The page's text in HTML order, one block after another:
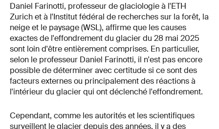
Daniel Farinotti, professeur de glaciologie à l'ETH
Zurich et à l'Institut fédéral de recherches sur la forêt, la
neige et le paysage (WSL), affirme que les causes
exactes de l'effondrement du glacier du 28 mai 2025
sont loin d'être entièrement comprises. En particulier,
selon le professeur Daniel Farinotti, il n'est pas encore
possible de déterminer avec certitude si ce sont des
facteurs externes ou principalement des réactions à
l'intérieur du glacier qui ont déclenché l'effondrement.
Cependant, comme les autorités et les scientifiques
surveillent le glacier depuis des années, il y a des